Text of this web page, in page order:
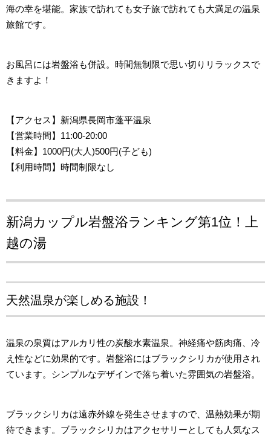
海の幸を堪能。家族で訪れても女子旅で訪れても大満足の温泉
旅館です。
お風呂には岩盤浴も併設。時間無制限で思い切りリラックスで
きますよ！
【アクセス 】新潟県長岡市蓬平温泉
【営業時間 】11:00-20:00
【料金】1000円(大人)500円(子ども)
【利用時間】時間制限なし
新潟カップル岩盤浴ランキング第1位！ 上
越の湯
天然温泉が楽しめる施設！
温泉の泉質はアルカリ性の炭酸水素温泉。神経痛や筋肉痛、冷
え性などに効果的です。 岩盤浴にはブラックシリカが使用され
ています。シンプルなデザインで落ち着いた雰囲気の岩盤浴。
ブラックシリカは遠赤外線を発生させますので、温熱効果が期
待できます。ブラックシリカはアクセサリーとしても人気なス